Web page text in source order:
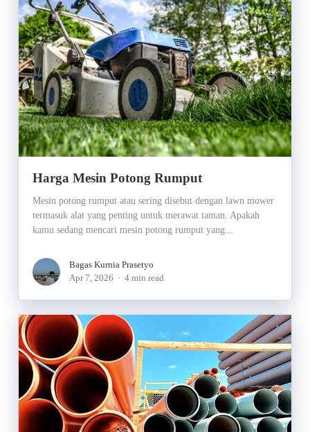
Harga Mesin Potong Rumput
Mesin potong rumput atau sering disebut dengan lawn mower
termasuk alat yang penting untuk merawat taman. Apakah
kamu sedang mencari mesin potong rumput yang...
Bagas Kurnia Prasetyo
Apr 7, 2026
4 min read